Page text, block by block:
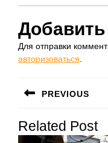
Для отправки
авторизоваться.
по
записям
PREVIOUS
запись:
Related Post